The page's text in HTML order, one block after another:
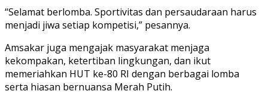
“Selamat berlomba. Sportivitas dan persaudaraan harus
menjadi jiwa setiap kompetisi,” pesannya.
Amsakar juga mengajak masyarakat menjaga
kekompakan, ketertiban lingkungan, dan ikut
memeriahkan HUT ke-80 RI dengan berbagai lomba
serta hiasan bernuansa Merah Putih.